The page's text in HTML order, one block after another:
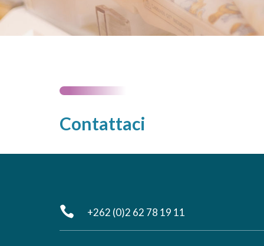
Contattaci
 +262 (0)2 62 78 19 11